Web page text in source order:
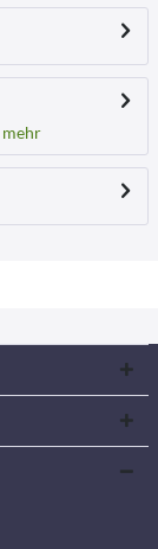
mehr